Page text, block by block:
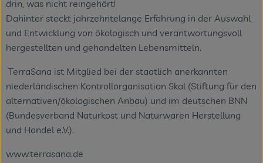
drin, was nicht reingehört!
Dahinter steckt jahrzehntelange Erfahrung in der Auswahl
und Entwicklung von ökologisch und verantwortungsvoll
hergestellten und gehandelten Lebensmitteln.
TerraSana ist Mitglied bei der staatlich anerkannten
niederländischen Kontrollorganisation Skal (Stiftung für den
alternativen/ökologischen Anbau) und im deutschen BNN
(Bundesverband Naturkost und Naturwaren Herstellung
und Handel e.V.).
www.terrasana.de